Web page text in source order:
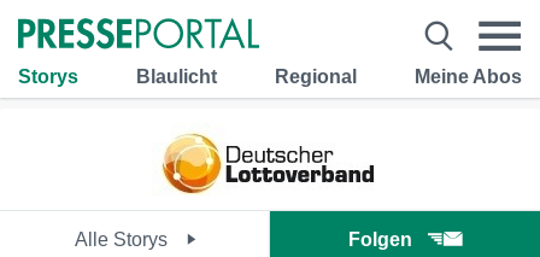
Storys Blaulicht Regional Meine Abos
Alle Storys Folgen